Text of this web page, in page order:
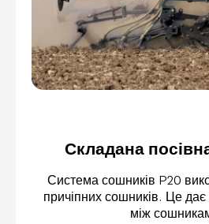
Складана
Система сошників P20
причіпних сошників. Це
між